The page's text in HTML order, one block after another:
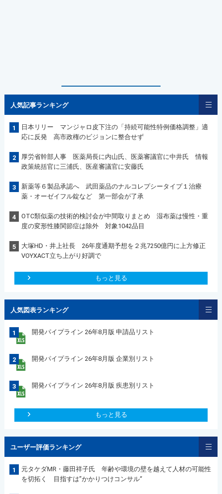
人気記事ランキング
1
日本リリー マンジャロ皮下注の「持続可能性特例価格調整」適
応に反発 高市政権のビジョンに整合せず
2
厚労省幹部人事 医薬局長に内山氏、医薬審議官に中井氏 情報
政策統括官に三浦氏、医産審議官に安藤氏
3
新薬等６製品承認へ 武田薬品のナルコレプシータイプ１治療
薬・オーゼイフル錠など 第一部会が了承
4
OTC類似薬の技術的検討会が中間取りまとめ 湿布薬は慢性・重
度の変形性膝関節症は除外 対象1042品目
5
大塚HD・井上社長 26年度通期予想を２兆7250億円に上方修正
VOYXACT立ち上がり好調で
もっと見る
人気図表ランキング
1 開発パイプライン 26年8月版 申請品リスト
2 開発パイプライン 26年8月版 企業別リスト
3 開発パイプライン 26年8月版 疾患別リスト
もっと見る
ユーザー評価ランキング
1
元タケダMR・藤田祥子氏 年齢や環境の壁を越えて人材の可能性
を切拓く 目指すは”かかりつけコンサル“